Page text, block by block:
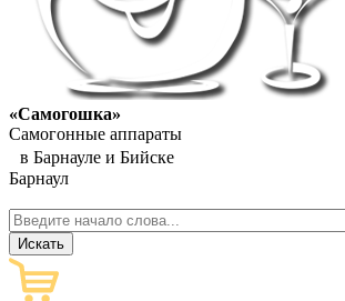
«Самогошка»
Самогонные аппараты
в Барнауле и Бийске
Барнаул